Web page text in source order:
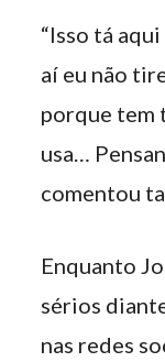
“Isso tá
aí eu não
porque tem
usa…
comentou
Enquanto
sérios
nas redes